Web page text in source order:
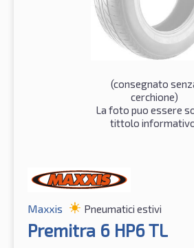
(consegnato
cerchione)
La foto puo essere
tittolo
Maxxis Pneumatici estivi
Premitra 6 HP6 TL